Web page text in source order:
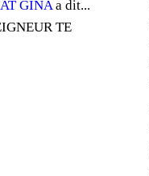
GINAa dit...
TE